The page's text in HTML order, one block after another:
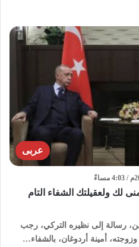
عربى
لك ولعقيلتك الشفاء التام
رسالة إلى نظيره التركي، رجب
أمينة أردوغان، بالشفاء…